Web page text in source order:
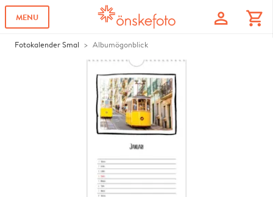
MENU profile shopping_cart
Fotokalender Smal Albumögonblick